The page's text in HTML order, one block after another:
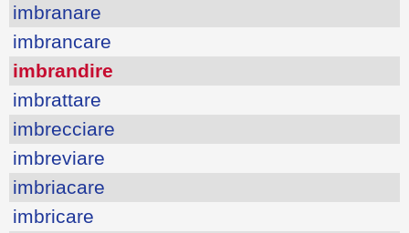
imbranare
imbrancare
imbrandire
imbrattare
imbrecciare
imbreviare
imbriacare
imbricare